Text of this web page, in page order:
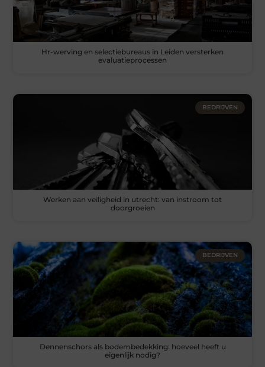
Hr-werving en selectiebureaus in Leiden versterken
evaluatieprocessen
BEDRIJVEN
Werken aan veiligheid in utrecht: van instroom tot
doorgroeien
BEDRIJVEN
Dennenschors als bodembedekking: hoeveel heeft u
eigenlijk nodig?